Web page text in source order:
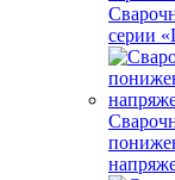
серии